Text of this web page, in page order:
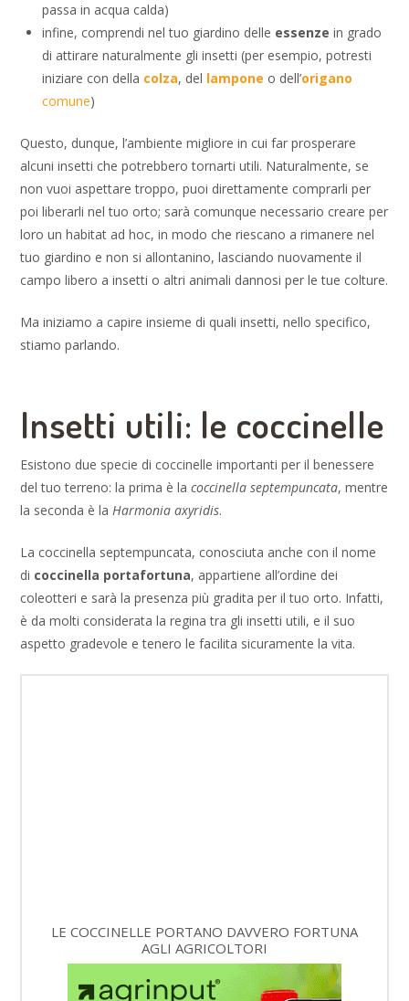
passa in acqua calda)
infine, comprendi nel tuo giardino delle essenze in grado
di attirare naturalmente gli insetti (per esempio, potresti
iniziare con della colza, del lampone o dell’origano
comune)
Questo, dunque, l’ambiente migliore in cui far prosperare
alcuni insetti che potrebbero tornarti utili. Naturalmente, se
non vuoi aspettare troppo, puoi direttamente comprarli per
poi liberarli nel tuo orto; sarà comunque necessario creare per
loro un habitat ad hoc, in modo che riescano a rimanere nel
tuo giardino e non si allontanino, lasciando nuovamente il
campo libero a insetti o altri animali dannosi per le tue colture.
Ma iniziamo a capire insieme di quali insetti, nello specifico,
stiamo parlando.
Insetti utili: le coccinelle
Esistono due specie di coccinelle importanti per il benessere
del tuo terreno: la prima è lacoccinella septempuncata, mentre
la seconda è laHarmonia axyridis.
La coccinella septempuncata, conosciuta anche con il nome
di coccinella portafortuna, appartiene all’ordine dei
coleotteri e sarà la presenza più gradita per il tuo orto. Infatti,
è da molti considerata la regina tra gli insetti utili, e il suo
aspetto gradevole e tenero le facilita sicuramente la vita.
LE COCCINELLE PORTANO DAVVERO FORTUNA
AGLI AGRICOLTORI